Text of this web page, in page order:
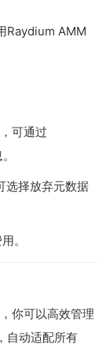
Raydium AMM
可通过
选择放弃元数据
。
你可以高效管理
自动适配所有